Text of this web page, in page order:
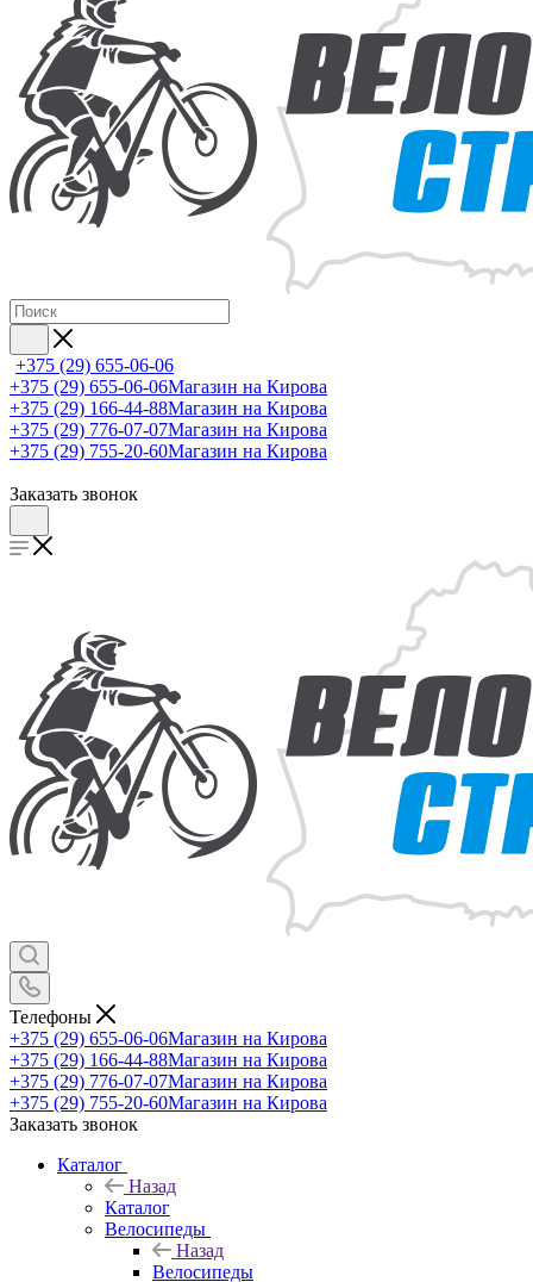
+375 (29) 655-06-06
+375 (29) 655-06-06Магазин на Кирова
+375 (29) 166-44-88Магазин на Кирова
+375 (29) 776-07-07Магазин на Кирова
+375 (29) 755-20-60Магазин на Кирова
Заказать звонок
Телефоны
+375 (29) 655-06-06Магазин на Кирова
+375 (29) 166-44-88Магазин на Кирова
+375 (29) 776-07-07Магазин на Кирова
+375 (29) 755-20-60Магазин на Кирова
Заказать звонок
Каталог
Назад
Каталог
Велосипеды
Назад
Велосипеды